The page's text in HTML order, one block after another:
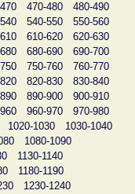
470-480
480-490
540-550
550-560
610-620
620-630
680-690
690-700
750-760
760-770
820-830
830-840
890-900
900-910
960-970
970-980
1020-1030
1030-1040
1080-1090
1130-1140
1180-1190
1230-1240